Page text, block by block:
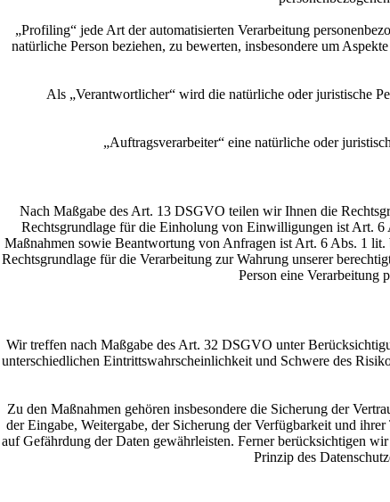
„Profiling“ jede Art der automatisierten Verarbeitung
natürliche Person beziehen, zu bewerten, insbesondere um
Als „Verantwortlicher“ wird die natürliche oder juristische
„Auftragsverarbeiter“ eine natürliche oder
Nach Maßgabe des Art. 13 DSGVO teilen wir Ihnen die
Rechtsgrundlage für die Einholung von Einwilligungen ist Art.
Maßnahmen sowie Beantwortung von Anfragen ist Art. 6 Abs. 1
Rechtsgrundlage für die Verarbeitung zur Wahrung unserer
Person eine Verarbeitung
Wir treffen nach Maßgabe des Art. 32 DSGVO unter
unterschiedlichen Eintrittswahrscheinlichkeit und Schwere des
Zu den Maßnahmen gehören insbesondere die Sicherung der
der Eingabe, Weitergabe, der Sicherung der Verfügbarkeit und
auf Gefährdung der Daten gewährleisten. Ferner berücksichtigen
Prinzip des